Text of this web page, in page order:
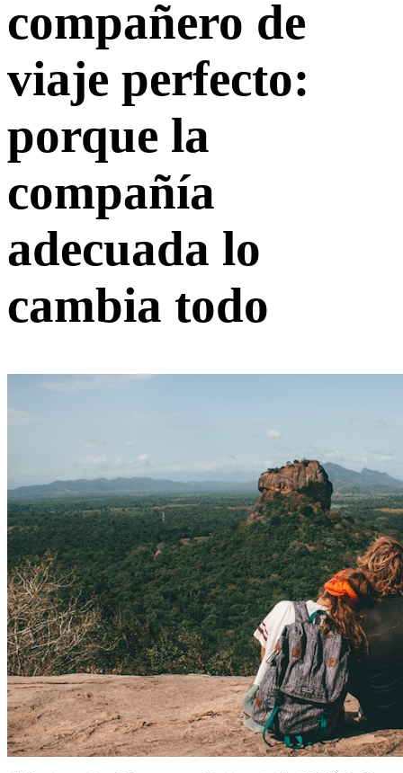
compañero de
viaje perfecto:
porque la
compañía
adecuada lo
cambia todo